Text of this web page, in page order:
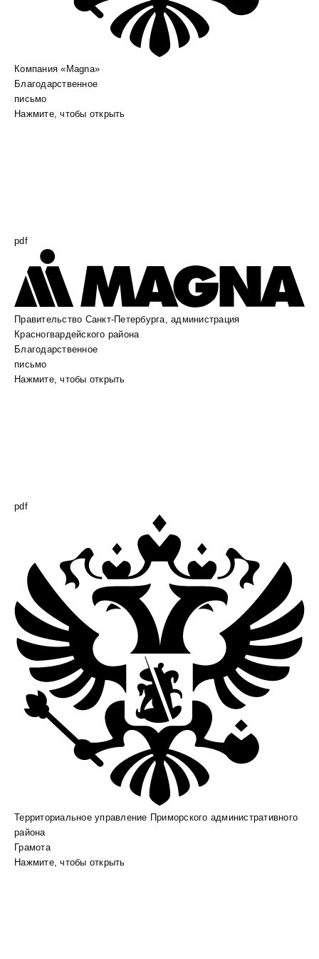
Компания «Magna»
Благодарственное
письмо
Нажмите, чтобы открыть
pdf
Правительство Санкт-Петербурга, администрация
Красногвардейского района
Благодарственное
письмо
Нажмите, чтобы открыть
pdf
Территориальное управление Приморского административного
района
Грамота
Нажмите, чтобы открыть